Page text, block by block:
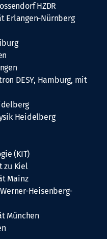
HZDR
Erlangen-Nürnberg
DESY, Hamburg, mit
Heidelberg
(KIT)
zu Kiel
Mainz
Heisenberg-
München